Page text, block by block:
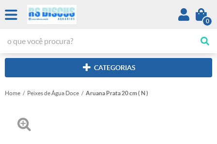
0
CATEGORIAS
Home Peixes de Água Doce Aruana Prata 20 cm ( N )